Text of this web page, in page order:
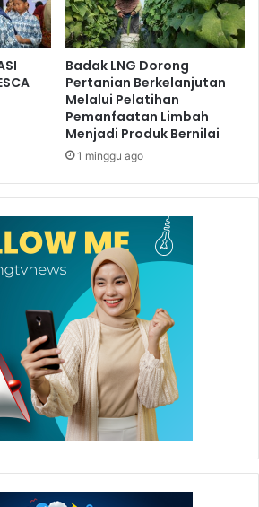
anaknya telah membuahkan
diterima sebagai pekerja di
dunia Badak LNG (*).
Badak LNG Dorong
Pertanian Berkelanjutan
Melalui Pelatihan
Pemanfaatan Limbah
Menjadi Produk Bernilai
1 minggu ago